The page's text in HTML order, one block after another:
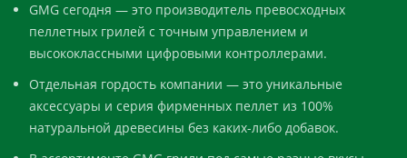
GMG сегодня — это производитель превосходных
пеллетных грилей с точным управлением и
высококлассными цифровыми контроллерами.
Отдельная гордость компании — это уникальные
аксессуары и серия фирменных пеллет из 100%
натуральной древесины без каких-либо добавок.